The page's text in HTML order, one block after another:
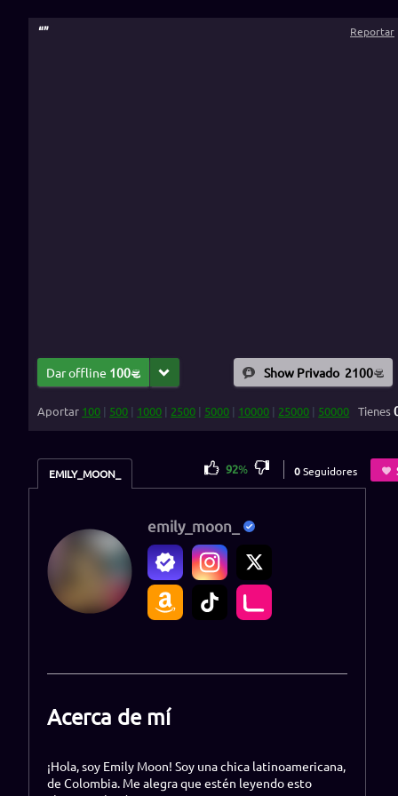
“” Reportar
Dar offline 100 Show Privado 2100
Aportar 100 | 500 | 1000 | 2500 | 5000 | 10000 | 25000 | 50000 Tienes
EMILY_MOON_ 92% 0Seguidores
emily_moon_
Acerca de mí
¡Hola, soy Emily Moon! Soy una chica latinoamericana,
de Colombia. Me alegra que estén leyendo esto